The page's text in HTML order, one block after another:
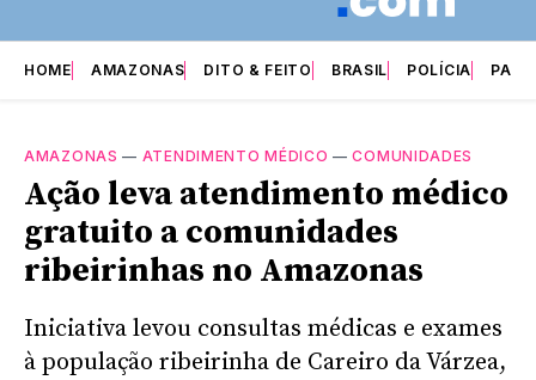
HOME AMAZONAS DITO & FEITO BRASIL POLÍCIA
AMAZONAS — ATENDIMENTO MÉDICO —COMUNIDADES
Ação leva atendimento médico
gratuito a comunidades
ribeirinhas no Amazonas
Iniciativa levou consultas médicas e exames
à população ribeirinha de Careiro da Várzea,